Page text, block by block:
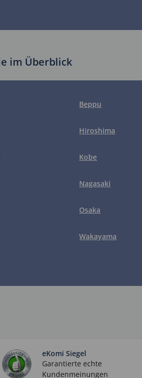
im Überblick
Beppu
Hiroshima
Kobe
Nagasaki
Osaka
Wakayama
eKomi Siegel
Garantierte echte
Kundenmeinungen